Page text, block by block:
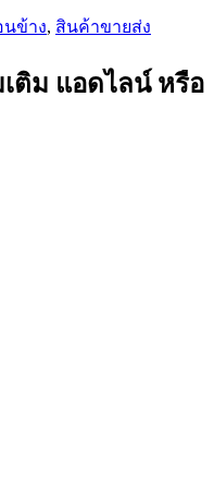
ข้าง, สินค้าขายส่ง
ติม แอดไลน์ หรือ